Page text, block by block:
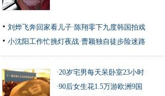
刘烨飞奔回家看儿子·陈翔零下九度韩国拍戏
小沈阳工作忙挑灯夜战·曹颖独自徒步险迷路
·20岁宅男每天呆卧室23小时
·90后女生花1.5万游欧洲9国